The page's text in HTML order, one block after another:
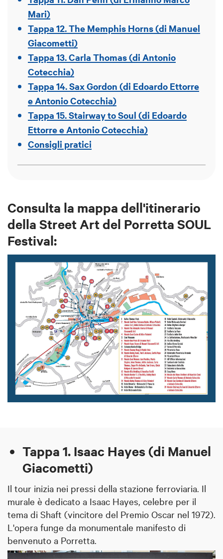
Mari)
Tappa 12. The Memphis Horns (di Manuel
Giacometti)
Tappa 13. Carla Thomas (di Antonio
Cotecchia)
Tappa 14. Sax Gordon (di Edoardo Ettorre
e Antonio Cotecchia)
Tappa 15. Stairway to Soul (di Edoardo
Ettorre e Antonio Cotecchia)
Consigli pratici
Consulta la mappa dell'itinerario
della Street Art del Porretta SOUL
Festival:
Tappa 1. Isaac Hayes (di Manuel
Giacometti)
Il tour inizia nei pressi della stazione ferroviaria. Il
murale è dedicato a Isaac Hayes, celebre per il
tema di Shaft (vincitore del Premio Oscar nel 1972).
L'opera funge da monumentale manifesto di
benvenuto a Porretta.